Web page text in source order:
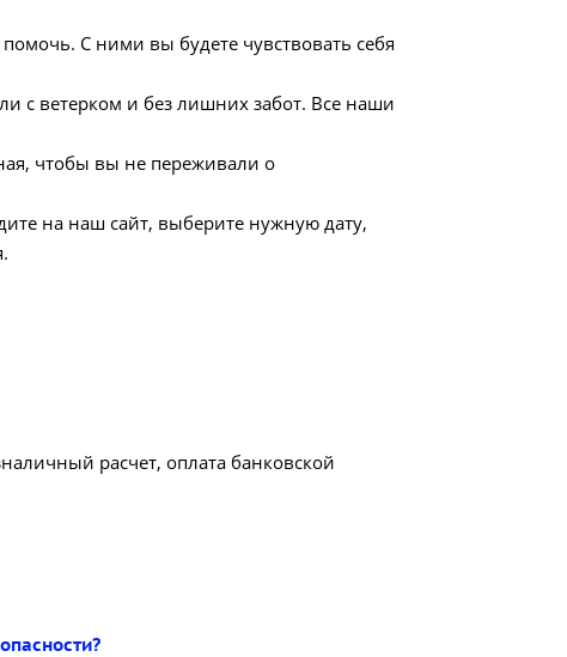
С ними вы будете чувствовать себя
с ветерком и без лишних забот. Все наши
чтобы вы не переживали о
на наш сайт, выберите нужную дату,
расчет, оплата банковской